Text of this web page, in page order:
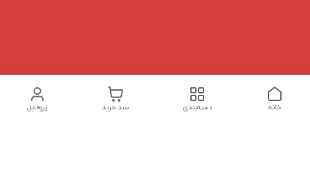
پروفایل سبد خرید دسته‌بندی خانه